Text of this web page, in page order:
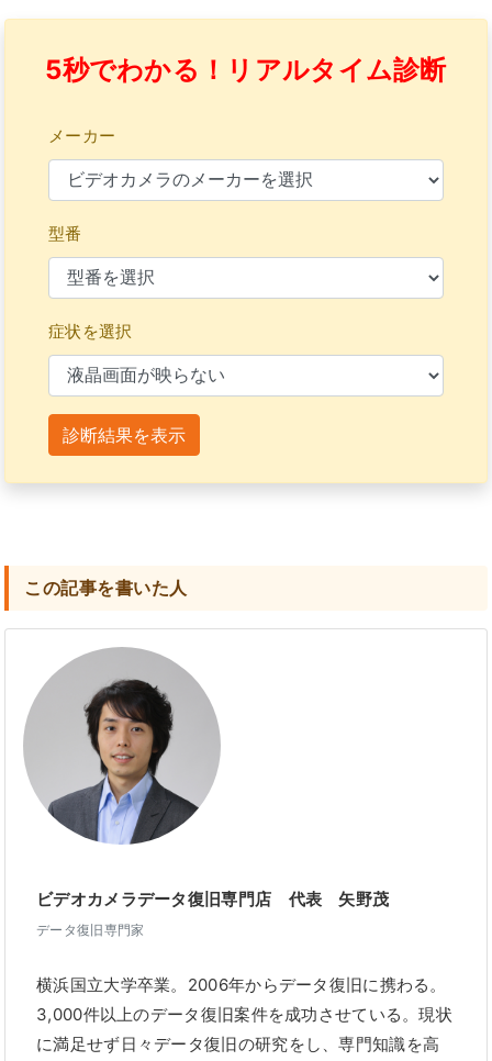
5秒でわかる！リアルタイム診断
メーカー
型番
症状を選択
診断結果を表示
この記事を書いた人
ビデオカメラデータ復旧専門店 代表 矢野茂
データ復旧専門家
横浜国立大学卒業。2006年からデータ復旧に携わる。
3,000件以上のデータ復旧案件を成功させている。現状
に満足せず日々データ復旧の研究をし、専門知識を高